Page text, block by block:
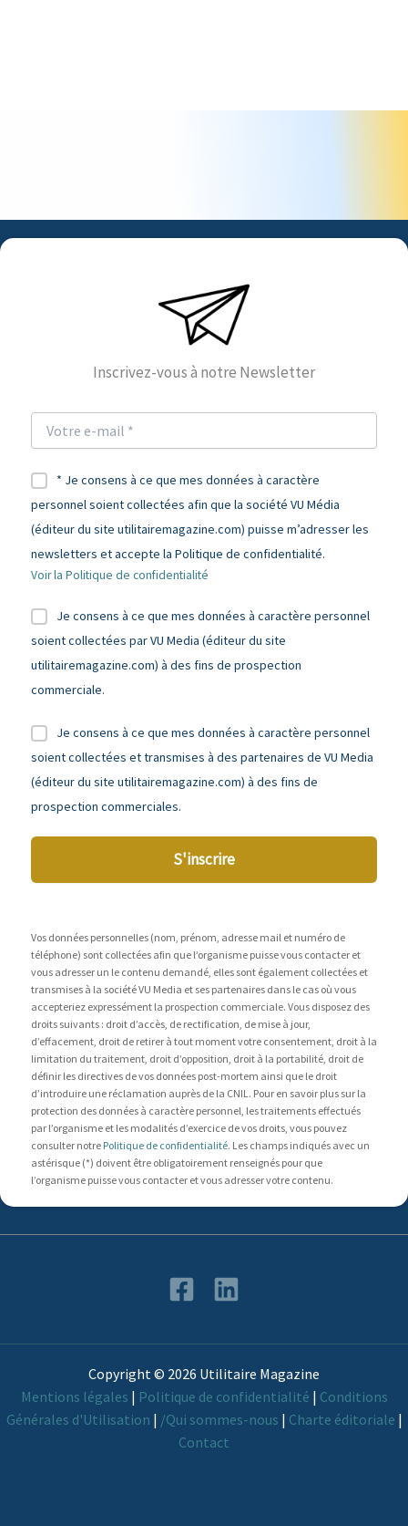
Inscrivez-vous à notre Newsletter
* Je consens à ce que mes données à caractère
personnel soient collectées afin que la société VU Média
(éditeur du site utilitairemagazine.com) puisse m’adresser les
newsletters et accepte la Politique de confidentialité.
Voir la Politique de confidentialité
Je consens à ce que mes données à caractère personnel
soient collectées par VU Media (éditeur du site
utilitairemagazine.com) à des fins de prospection
commerciale.
Je consens à ce que mes données à caractère personnel
soient collectées et transmises à des partenaires de VU Media
(éditeur du site utilitairemagazine.com) à des fins de
prospection commerciales.
S'inscrire
Vos données personnelles (nom, prénom, adresse mail et numéro de
téléphone) sont collectées afin que l’organisme puisse vous contacter et
vous adresser un le contenu demandé, elles sont également collectées et
transmises à la société VU Media et ses partenaires dans le cas où vous
accepteriez expressément la prospection commerciale. Vous disposez des
droits suivants : droit d’accès, de rectification, de mise à jour,
d’effacement, droit de retirer à tout moment votre consentement, droit à la
limitation du traitement, droit d’opposition, droit à la portabilité, droit de
définir les directives de vos données post-mortem ainsi que le droit
d’introduire une réclamation auprès de la CNIL. Pour en savoir plus sur la
protection des données à caractère personnel, les traitements effectués
par l’organisme et les modalités d’exercice de vos droits, vous pouvez
consulter notre Politique de confidentialité. Les champs indiqués avec un
astérisque (*) doivent être obligatoirement renseignés pour que
l’organisme puisse vous contacter et vous adresser votre contenu.
Copyright © 2026 Utilitaire Magazine
Mentions légales | Politique de confidentialité | Conditions
Générales d'Utilisation | /Qui sommes-nous | Charte éditoriale |
Contact